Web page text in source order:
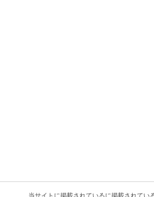
当サイトに掲載されているに掲載されてい